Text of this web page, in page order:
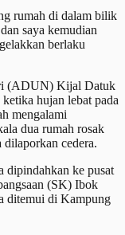
rumah di dalam bilik
saya kemudian
berlaku
(ADUN) Kijal Datuk
hujan lebat pada
mengalami
dua rumah rosak
cedera.
dipindahkan ke pusat
(SK) Ibok
ditemui di Kampung